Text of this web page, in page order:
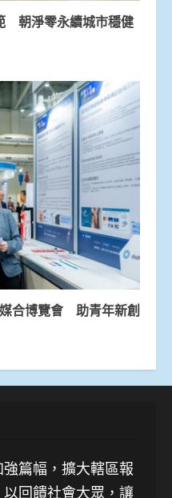
朝淨零永續城市穩健
合博覽會 助青年新創
篇幅，擴大轄區報
回饋社會大眾，讓